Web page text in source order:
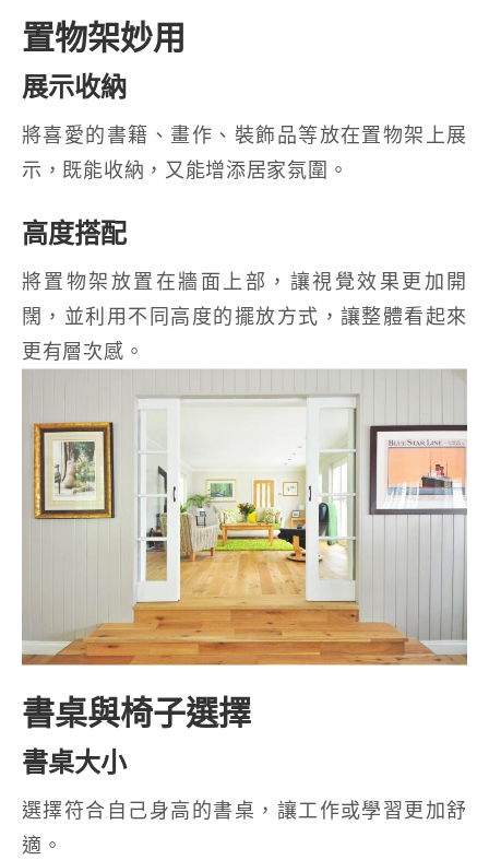
置物架妙用
展示收納
將喜愛的書籍、畫作、裝飾品等放在置物架上展
示，既能收納，又能增添居家氛圍。
高度搭配
將置物架放置在牆面上部，讓視覺效果更加開
闊，並利用不同高度的擺放方式，讓整體看起來
更有層次感。
書桌與椅子選擇
書桌大小
選擇符合自己身高的書桌，讓工作或學習更加舒
適。